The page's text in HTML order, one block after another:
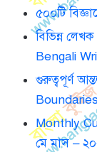
৫০০টি
বিভিন্ন
Bengali
গুরুত্বপূর্ণ
Monthly
মে মাস –